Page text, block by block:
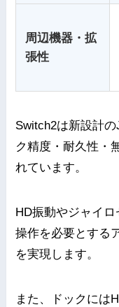
周辺機器・拡
張性
Switch2は新設計
ク精度・耐久性・
れています。
HD振動やジャイ
操作を必要とする
を実現します。
また、ドックには